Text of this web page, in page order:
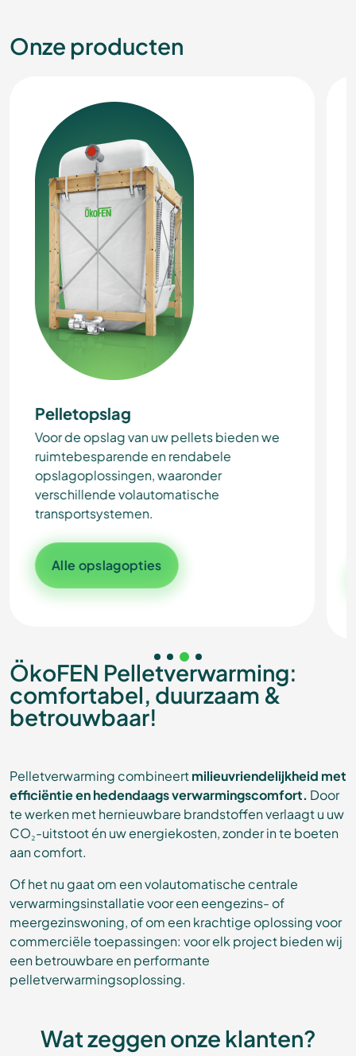
Onze producten
Pelletopslag
Voor de opslag van uw pellets bieden we
ruimtebesparende en rendabele
opslagoplossingen, waaronder
verschillende volautomatische
transportsystemen.
Alle opslagopties
ÖkoFEN Pelletverwarming:
comfortabel, duurzaam &
betrouwbaar!
Pelletverwarming combineertmilieuvriendelijkheid met
efficiëntie en hedendaags verwarmingscomfort. Door
te werken met hernieuwbare brandstoffen verlaagt u uw
CO₂-uitstoot én uw energiekosten, zonder in te boeten
aan comfort.
Of het nu gaat om een volautomatische centrale
verwarmingsinstallatie voor een eengezins- of
meergezinswoning, of om een krachtige oplossing voor
commerciële toepassingen: voor elk project bieden wij
een betrouwbare en performante
pelletverwarmingsoplossing.
Wat zeggen onze klanten?